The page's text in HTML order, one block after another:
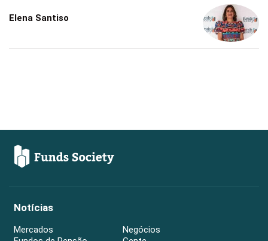
Elena Santiso
Notícias
Mercados
Negócios